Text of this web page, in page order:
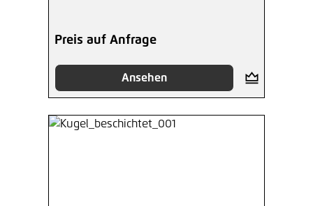
Preis auf Anfrage
Ansehen